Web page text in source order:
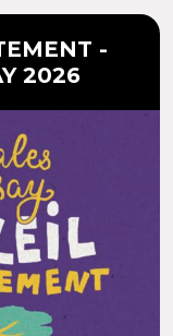
-
2026